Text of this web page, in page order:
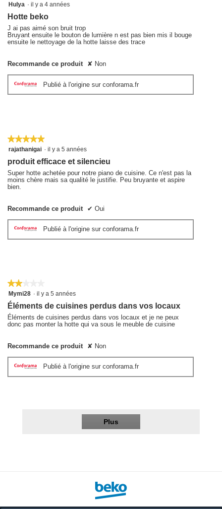
1
5
Hulya · il y a 4 années
Hotte beko
J ai pas aimé son bruit trop
Bruyant ensuite le bouton de lumière n est pas bien mis il bouge
ensuite le nettoyage de la hotte laisse des trace
Recommande ce produit ✘ Non
Publié à l'origine sur conforama.fr
★★★★★
★★★★★
5
5
rajathanigai · il y a 5 années
produit efficace et silencieu
Super hotte achetée pour notre piano de cuisine. Ce n'est pas la
moins chère mais sa qualité le justifie. Peu bruyante et aspire
bien.
Recommande ce produit ✔ Oui
Publié à l'origine sur conforama.fr
★★★★★
★★★★★
2
5
étoiles.
Mymi28 · il y a 5 années
Éléments de cuisines perdus dans vos locaux
Éléments de cuisines perdus dans vos locaux et je ne peux
donc pas monter la hotte qui va sous le meuble de cuisine
Recommande ce produit ✘ Non
Publié à l'origine sur conforama.fr
Plus